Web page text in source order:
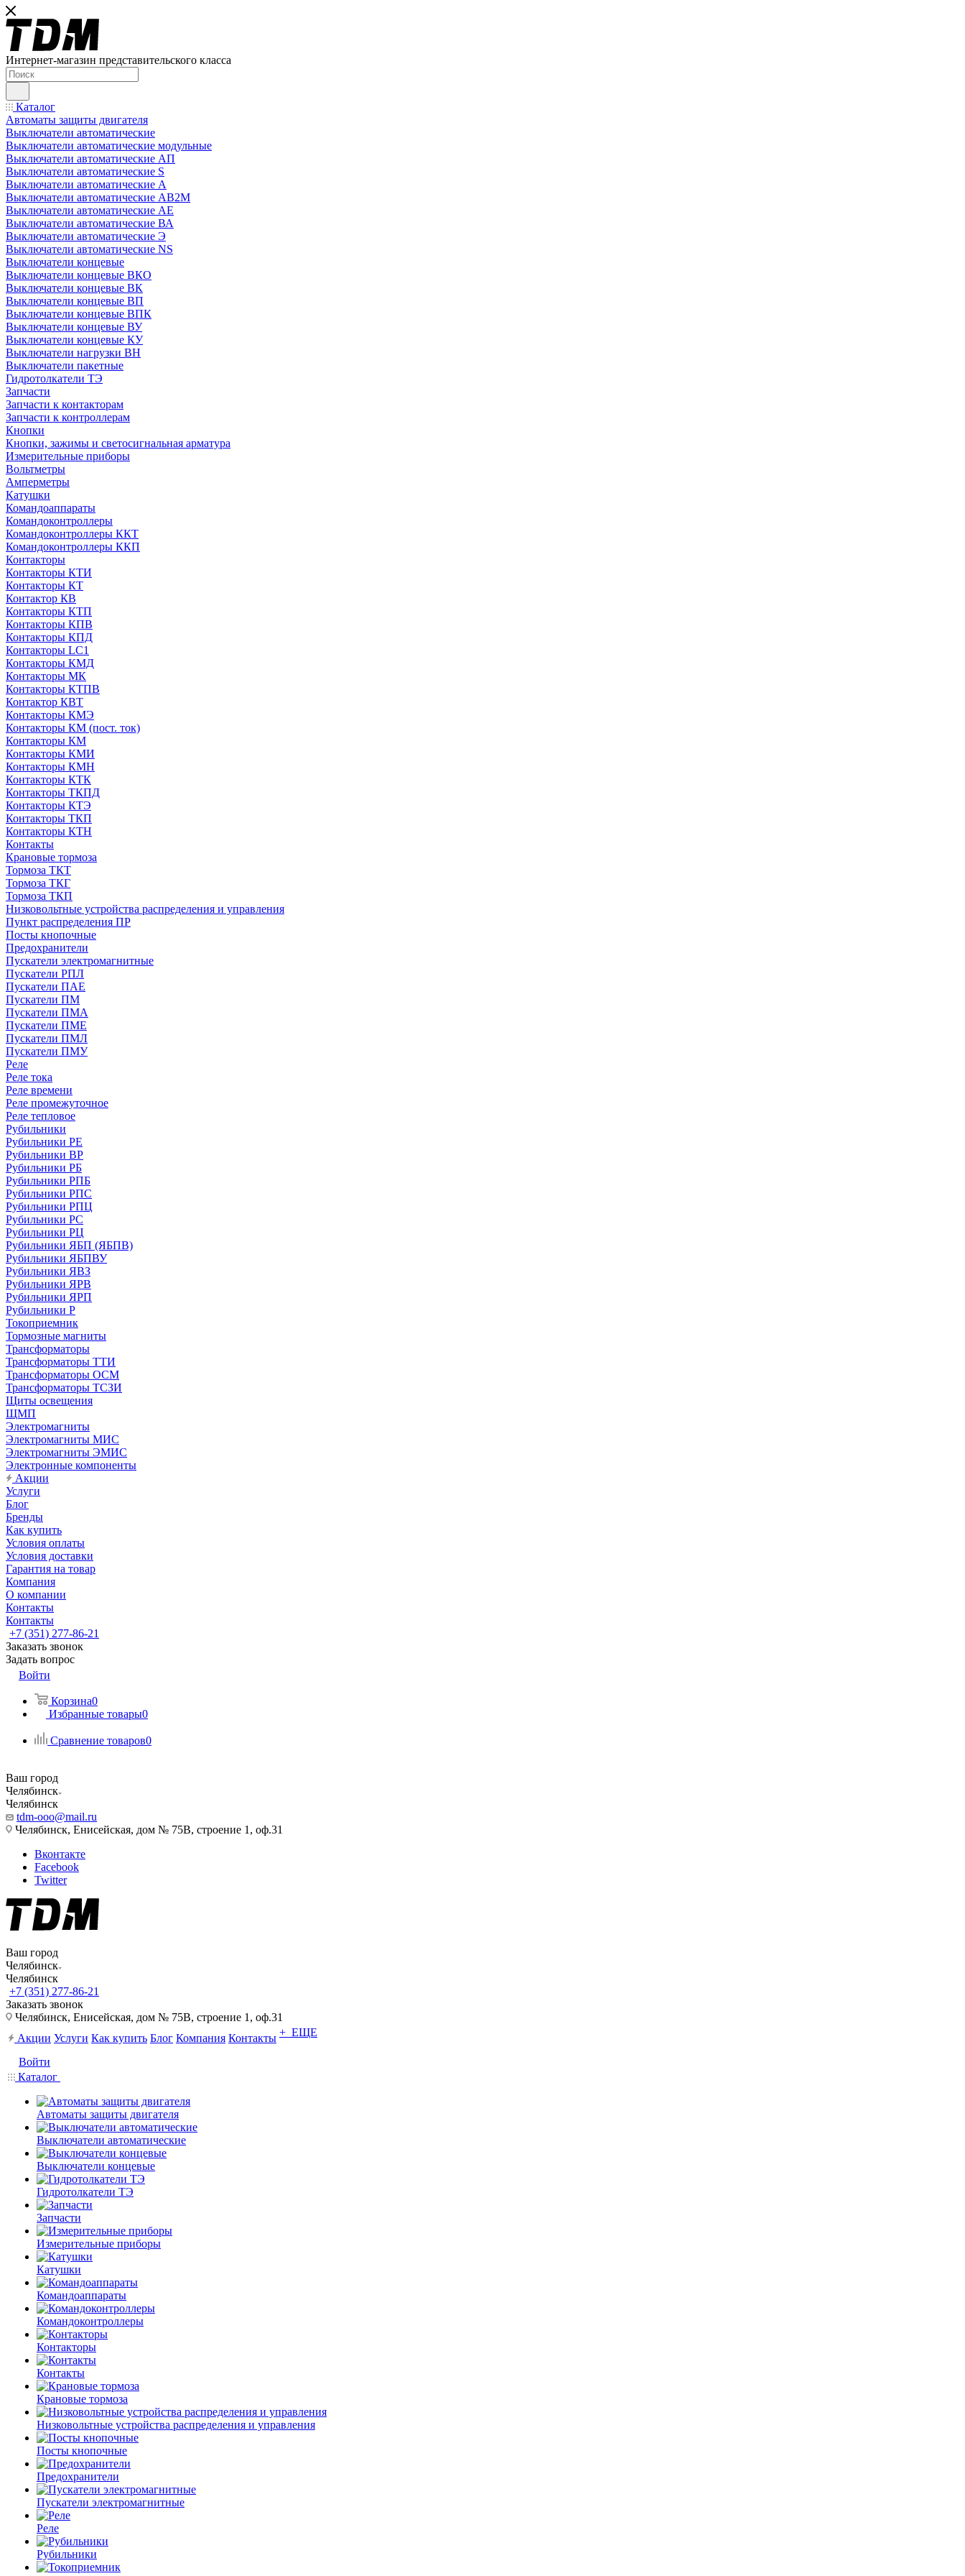
Интернет-магазин представительского класса
Каталог
Автоматы защиты двигателя
Выключатели автоматические
Выключатели автоматические модульные
Выключатели автоматические АП
Выключатели автоматические S
Выключатели автоматические А
Выключатели автоматические АВ2М
Выключатели автоматические АЕ
Выключатели автоматические ВА
Выключатели автоматические Э
Выключатели автоматические NS
Выключатели концевые
Выключатели концевые ВКО
Выключатели концевые ВК
Выключатели концевые ВП
Выключатели концевые ВПК
Выключатели концевые ВУ
Выключатели концевые КУ
Выключатели нагрузки ВН
Выключатели пакетные
Гидротолкатели ТЭ
Запчасти
Запчасти к контакторам
Запчасти к контроллерам
Кнопки
Кнопки, зажимы и светосигнальная арматура
Измерительные приборы
Вольтметры
Амперметры
Катушки
Командоаппараты
Командоконтроллеры
Командоконтроллеры ККТ
Командоконтроллеры ККП
Контакторы
Контакторы КТИ
Контакторы КТ
Контактор КВ
Контакторы КТП
Контакторы КПВ
Контакторы КПД
Контакторы LC1
Контакторы КМД
Контакторы МК
Контакторы КТПВ
Контактор КВТ
Контакторы КМЭ
Контакторы КМ (пост. ток)
Контакторы КМ
Контакторы КМИ
Контакторы КМН
Контакторы КТК
Контакторы ТКПД
Контакторы КТЭ
Контакторы ТКП
Контакторы КТН
Контакты
Крановые тормоза
Тормоза ТКТ
Тормоза ТКГ
Тормоза ТКП
Низковольтные устройства распределения и управления
Пункт распределения ПР
Посты кнопочные
Предохранители
Пускатели электромагнитные
Пускатели РПЛ
Пускатели ПАЕ
Пускатели ПМ
Пускатели ПМА
Пускатели ПМЕ
Пускатели ПМЛ
Пускатели ПМУ
Реле
Реле тока
Реле времени
Реле промежуточное
Реле тепловое
Рубильники
Рубильники РЕ
Рубильники ВР
Рубильники РБ
Рубильники РПБ
Рубильники РПС
Рубильники РПЦ
Рубильники РС
Рубильники РЦ
Рубильники ЯБП (ЯБПВ)
Рубильники ЯБПВУ
Рубильники ЯВЗ
Рубильники ЯРВ
Рубильники ЯРП
Рубильники Р
Токоприемник
Тормозные магниты
Трансформаторы
Трансформаторы ТТИ
Трансформаторы ОСМ
Трансформаторы ТСЗИ
Щиты освещения
ЩМП
Электромагниты
Электромагниты МИС
Электромагниты ЭМИС
Электронные компоненты
Акции
Услуги
Блог
Бренды
Как купить
Условия оплаты
Условия доставки
Гарантия на товар
Компания
О компании
Контакты
Контакты
+7 (351) 277-86-21
Заказать звонок
Задать вопрос
Войти
Корзина0
Избранные товары0
Сравнение товаров0
Ваш город
Челябинск
Челябинск
tdm-ooo@mail.ru
Челябинск, Енисейская, дом № 75В, строение 1, оф.31
Вконтакте
Facebook
Twitter
Ваш город
Челябинск
Челябинск
+7 (351) 277-86-21
Заказать звонок
Челябинск, Енисейская, дом № 75В, строение 1, оф.31
Акции Услуги Как купить Блог Компания Контакты + ЕЩЕ
Войти
Каталог
Автоматы защиты двигателя
Выключатели автоматические
Выключатели концевые
Гидротолкатели ТЭ
Запчасти
Измерительные приборы
Катушки
Командоаппараты
Командоконтроллеры
Контакторы
Контакты
Крановые тормоза
Низковольтные устройства распределения и управления
Посты кнопочные
Предохранители
Пускатели электромагнитные
Реле
Рубильники